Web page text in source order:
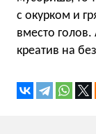
с окурком и
вместо голов.
креатив на